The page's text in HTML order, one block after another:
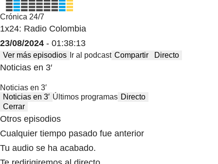
Crónica 24/7
1x24: Radio Colombia
23/08/2024 - 01:38:13
Ver más episodios Ir al podcast Compartir Directo
Noticias en 3′
Noticias en 3′
Noticias en 3′ Últimos programas Directo
Cerrar
Otros episodios
Cualquier tiempo pasado fue anterior
Tu audio se ha acabado.